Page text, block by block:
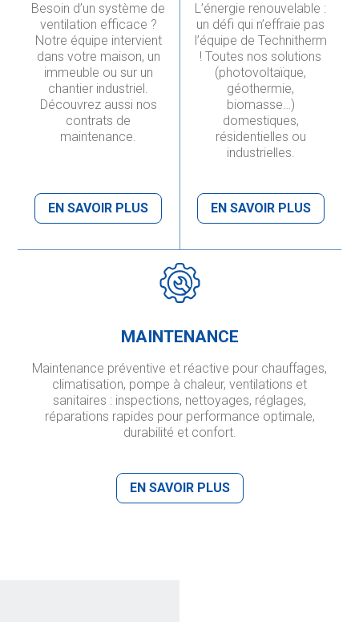
Besoin d’un système de
ventilation efficace ?
Notre équipe intervient
dans votre maison, un
immeuble ou sur un
chantier industriel.
Découvrez aussi nos
contrats de
maintenance.
EN SAVOIR PLUS
L’énergie renouvelable :
un défi qui n’effraie pas
l’équipe de Technitherm
! Toutes nos solutions
(photovoltaïque,
géothermie,
biomasse…)
domestiques,
résidentielles ou
industrielles.
EN SAVOIR PLUS
MAINTENANCE
Maintenance préventive et réactive pour chauffages,
climatisation, pompe à chaleur, ventilations et
sanitaires : inspections, nettoyages, réglages,
réparations rapides pour performance optimale,
durabilité et confort.
EN SAVOIR PLUS